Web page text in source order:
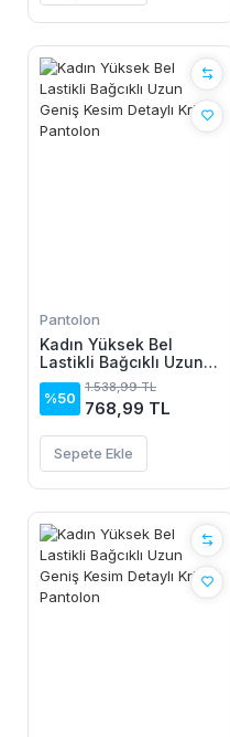
Pantolon
Kadın Yüksek Bel
Lastikli Bağcıklı Uzun
Geniş Kesim Detaylı
Krinkıl Pantolon
%50
1.538,99 TL
768,99 TL
Sepete Ekle